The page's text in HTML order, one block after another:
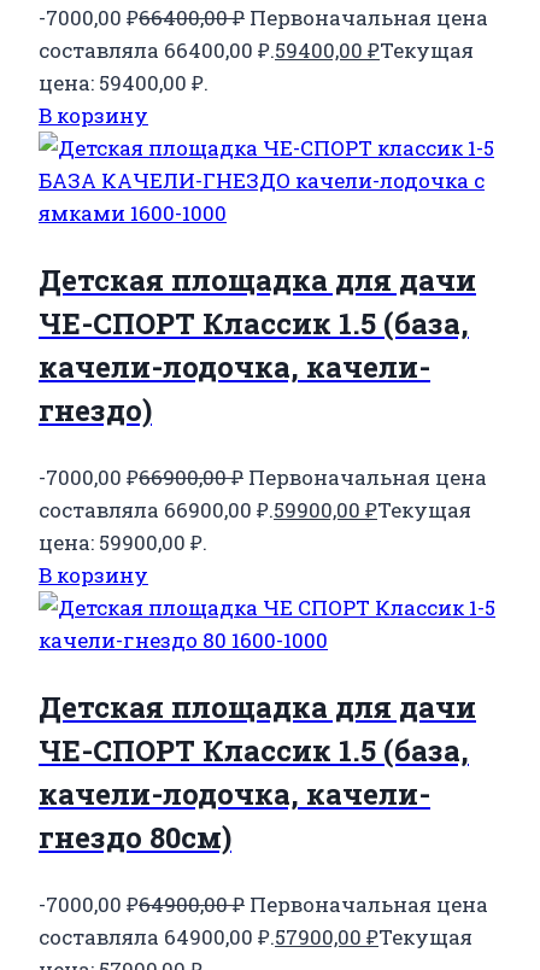
-7000,00 ₽66400,00₽ Первоначальная цена
составляла 66400,00 ₽.59400,00 ₽Текущая
цена: 59400,00 ₽.
В корзину
Детская площадка для дачи
ЧЕ-СПОРТ Классик 1.5 (база,
качели-лодочка, качели-
гнездо)
-7000,00 ₽66900,00₽ Первоначальная цена
составляла 66900,00 ₽.59900,00 ₽Текущая
цена: 59900,00 ₽.
В корзину
Детская площадка для дачи
ЧЕ-СПОРТ Классик 1.5 (база,
качели-лодочка, качели-
гнездо 80см)
-7000,00 ₽64900,00₽ Первоначальная цена
составляла 64900,00 ₽.57900,00 ₽Текущая